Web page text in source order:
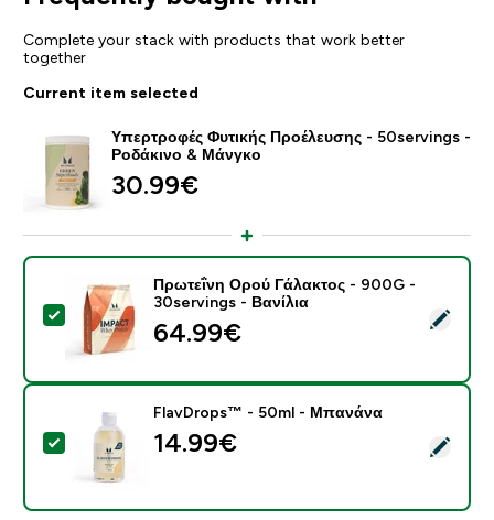
Complete your stack with products that work better
together
Current item selected
Υπερτροφές Φυτικής Προέλευσης - 50servings -
Ροδάκινο & Μάνγκο
30.99€‎
Select this product - Πρωτεΐνη Ορού Γάλακτος -
Πρωτεΐνη Ορού Γάλακτος - 900G -
30servings - Βανίλια
64.99€‎
Select this product - FlavDrops™ - 50ml - Μπανάνα
FlavDrops™ - 50ml - Μπανάνα
14.99€‎